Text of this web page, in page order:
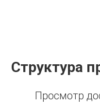
Структура
Просмотр